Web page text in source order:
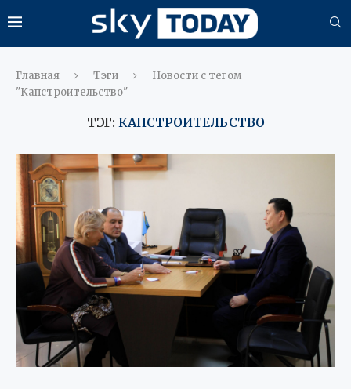
Главная Тэги
Новости с тегом
"Капстроительство"
ТЭГ: КАПСТРОИТЕЛЬСТВО